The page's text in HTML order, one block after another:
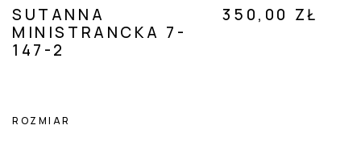
SUTANNA
MINISTRANCKA 7-
147-2
350,00 ZŁ
ROZMIAR